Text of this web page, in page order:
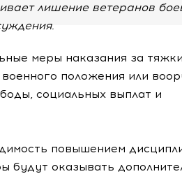
лишение ветеранов
меры наказания за
положения или
социальных выплат и
повышением
будут оказывать